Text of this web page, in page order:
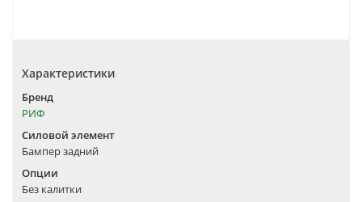
Характеристики
Бренд
РИФ
Силовой элемент
Бампер задний
Опции
Без калитки